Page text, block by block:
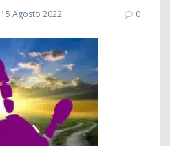
Agosto 2022 0